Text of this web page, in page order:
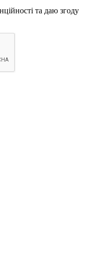
та даю згоду